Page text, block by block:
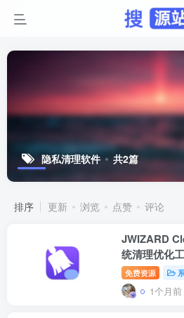
隐私清理软件 共2篇
排序 更新 浏览 点赞 评论
JWIZARD
统清理优化
免费资源
1个月前